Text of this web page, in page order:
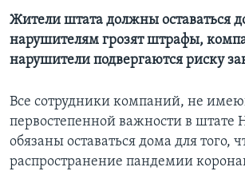
Жители штата должны оставаться
нарушителям грозят штрафы,
нарушители подвергаются риску
Все сотрудники компаний, не
первостепенной важности в
обязаны оставаться дома для того,
распространение пандемии